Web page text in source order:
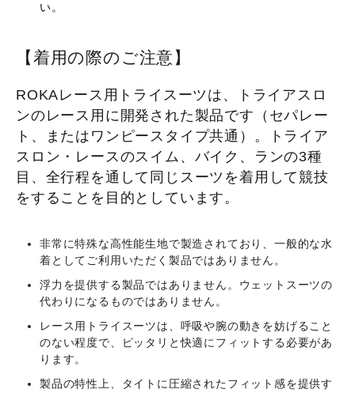
い。
【着用の際のご注意】
ROKAレース用トライスーツは、トライアスロ
ンのレース用に開発された製品です（セパレー
ト、またはワンピースタイプ共通）。トライア
スロン・レースのスイム、バイク、ランの3種
目、全行程を通して同じスーツを着用して競技
をすることを目的としています。
非常に特殊な高性能生地で製造されており、一般的な水
着としてご利用いただく製品ではありません。
浮力を提供する製品ではありません。ウェットスーツの
代わりになるものではありません。
レース用トライスーツは、呼吸や腕の動きを妨げること
のない程度で、ピッタリと快適にフィットする必要があ
ります。
製品の特性上、タイトに圧縮されたフィット感を提供す